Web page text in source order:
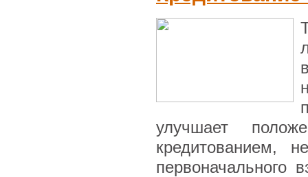
улучшает
кредитованием,
первоначального